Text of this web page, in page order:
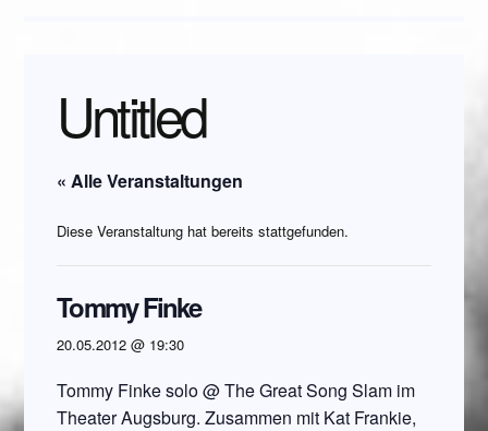
Untitled
« Alle Veranstaltungen
Diese Veranstaltung hat bereits stattgefunden.
Tommy Finke
20.05.2012 @ 19:30
Tommy Finke solo @ The Great Song Slam im
Theater Augsburg. Zusammen mit Kat Frankie,